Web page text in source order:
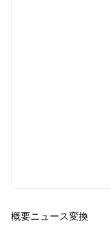
概要ニュース変換